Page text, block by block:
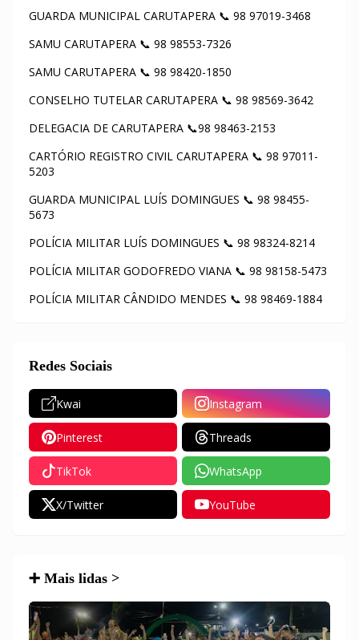
GUARDA MUNICIPAL CARUTAPERA 📞 98 97019-3468
SAMU CARUTAPERA 📞 98 98553-7326
SAMU CARUTAPERA 📞 98 98420-1850
CONSELHO TUTELAR CARUTAPERA 📞 98 98569-3642
DELEGACIA DE CARUTAPERA 📞98 98463-2153
CARTÓRIO REGISTRO CIVIL CARUTAPERA 📞 98 97011-
5203
GUARDA MUNICIPAL LUÍS DOMINGUES 📞 98 98455-
5673
POLÍCIA MILITAR LUÍS DOMINGUES 📞 98 98324-8214
POLÍCIA MILITAR GODOFREDO VIANA 📞 98 98158-5473
POLÍCIA MILITAR CÂNDIDO MENDES 📞 98 98469-1884
Redes Sociais
Kwai Instagram
Pinterest Threads
TikTok WhatsApp
X/Twitter YouTube
➕ Mais lidas >